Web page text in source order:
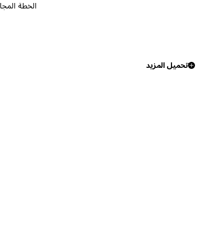
الخطة المجانية ٠
تحميل المزيد